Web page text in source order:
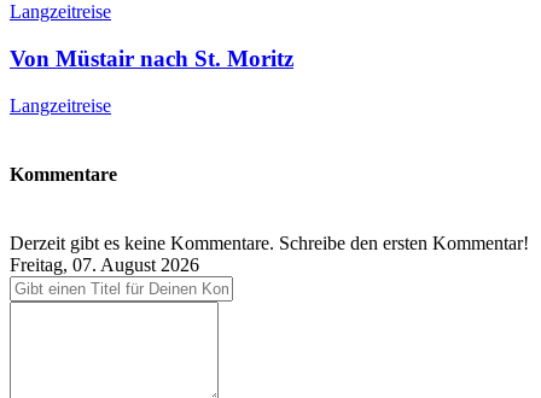
Langzeitreise
Von Müstair nach St. Moritz
Langzeitreise
Kommentare
Derzeit gibt es keine Kommentare. Schreibe den ersten Kommentar!
Freitag, 07. August 2026